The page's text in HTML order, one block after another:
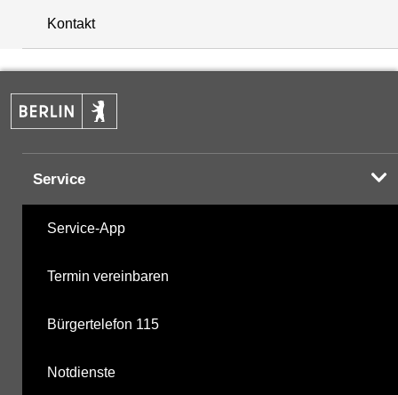
+
−
Kontakt
Service
Service-App
Termin vereinbaren
Bürgertelefon 115
Notdienste